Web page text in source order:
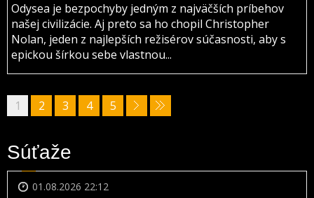
Odysea je bezpochyby jedným z najväčších príbehov
našej civilizácie. Aj preto sa ho chopil Christopher
Nolan, jeden z najlepších režisérov súčasnosti, aby s
epickou šírkou sebe vlastnou...
1 2 3 4 5
Súťaže
01.08.2026 22:12